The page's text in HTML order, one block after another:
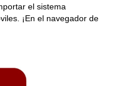
el sistema
¡En el navegador de